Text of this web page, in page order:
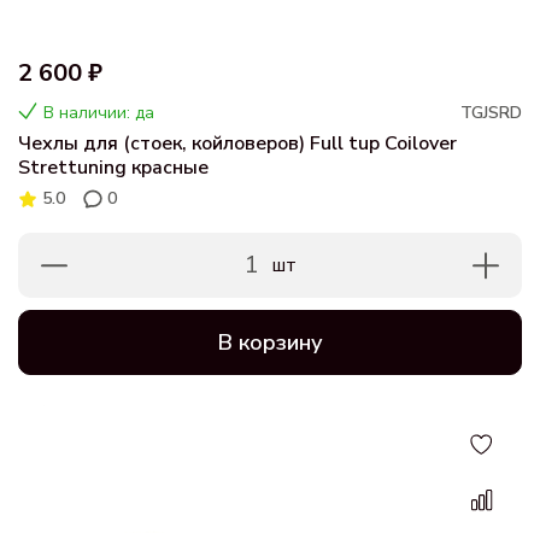
2 600 ₽
В наличии: да TGJSRD
Чехлы для (стоек, койловеров) Full tup Coilover
Strettuning красные
5.0 0
1 шт
В корзину